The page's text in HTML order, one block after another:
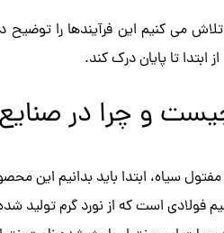
تلاش می کنیم این فرآیندها را
ابتدا تا پایان درک کند.
و چرا در
سیاه، ابتدا باید بدانیم این
است که از نورد گرم تولید